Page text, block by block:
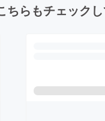
ちらもチェック